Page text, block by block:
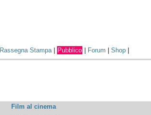
Rassegna Stampa| Pubblico Forum |Shop
Film al cinema